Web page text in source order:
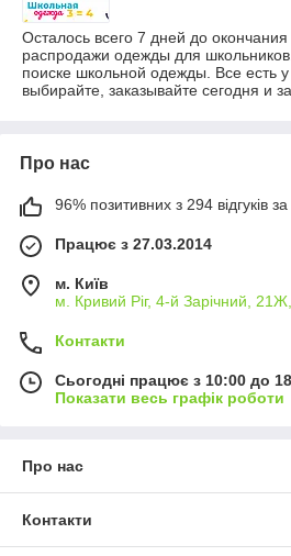
Осталось всего 7 дней до
распродажи одежды для
поиске школьной одежды. Все есть
выбирайте, заказывайте сегодня и
Про нас
96% позитивних з 294 відгуків за
Працює з 27.03.2014
м. Київ
м. Кривий Ріг, 4-й Зарічний,
Контакти
Сьогодні працює з 10:00 до
Показати весь графік роботи
Про нас
Контакти